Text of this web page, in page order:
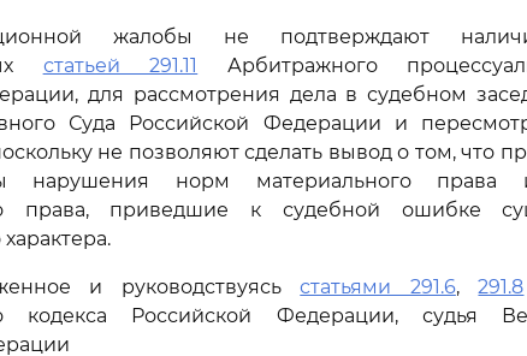
жалобы не подтверждают
статьей 291.11
Арбитражного
для рассмотрения дела в судебном
Суда Российской Федерации и
не позволяют сделать вывод о том, что
нарушения норм материального
права, приведшие к судебной ошибке
и руководствуясьстатьями 291.6,291.8
кодекса Российской Федерации, судья